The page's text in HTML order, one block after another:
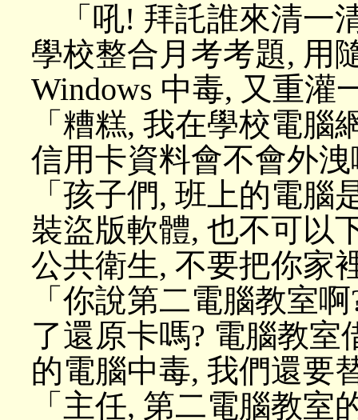
「吼! 拜託誰來清
學校整合月考考題, 用
Windows 中毒, 又重灌
「糟糕, 我在學校電腦
信用卡資料會不會外洩
「孩子們, 班上的電
裝盜版軟體, 也不可以
公共衛生, 不要把你家
「你說第二電腦教室
了還原卡嗎? 電腦教
的電腦中毒, 我們還要
「主任, 第二電腦教